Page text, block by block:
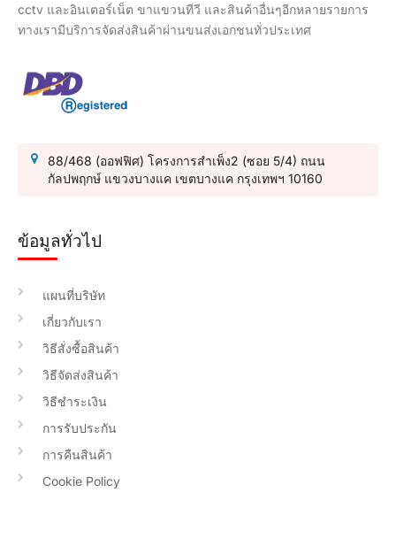
cctv และอินเตอร์เน็ต ขาแขวนทีวี และสินค้าอื่นๆอีกหลายรายการ
ทางเรามีบริการจัดส่งสินค้าผ่านขนส่งเอกชนทั่วประเทศ
88/468 (ออฟฟิศ) โครงการสำเพ็ง2 (ซอย 5/4) ถนน
กัลปพฤกษ์ แขวงบางแค เขตบางแค กรุงเทพฯ 10160
ข้อมูลทั่วไป
แผนที่บริษัท
เกี่ยวกับเรา
วิธีสั่งซื้อสินค้า
วิธีจัดส่งสินค้า
วิธีชำระเงิน
การรับประกัน
การคืนสินค้า
Cookie Policy